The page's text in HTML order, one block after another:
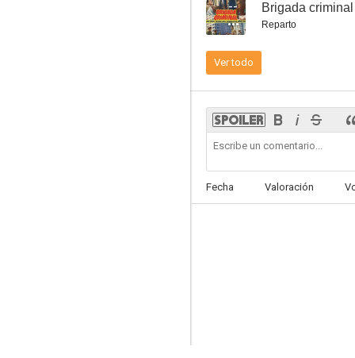
5.7
4.8
-- Brigada criminal
Reparto
Ver todo
Fecha Valoración